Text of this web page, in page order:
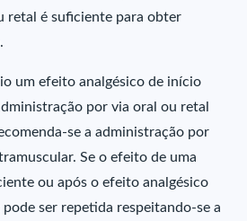
retal é suficiente para obter
um efeito analgésico de início
por via oral ou retal
se a administração por
Se o efeito de uma
ou após o efeito analgésico
ser repetida respeitando-se a